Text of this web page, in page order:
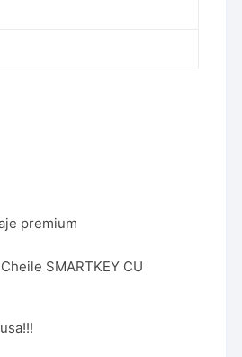
premium
SMARTKEY CU